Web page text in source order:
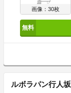
画像：30枚
ルボラパン行人坂